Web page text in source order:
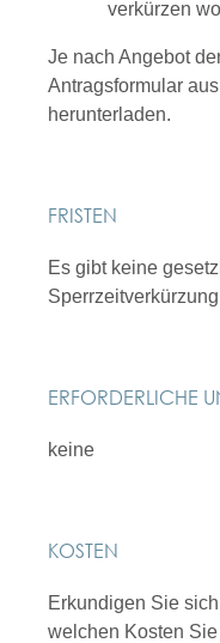
verkürzen
Je nach Angebot
Antragsformular
herunterladen.
FRISTEN
Es gibt keine
ERFORDERLICHE
keine
KOSTEN
Erkundigen Sie
welchen Kosten